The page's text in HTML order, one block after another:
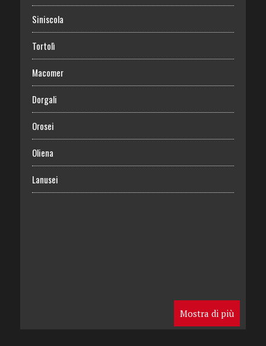
Siniscola
Tortolì
Macomer
Dorgali
Orosei
Oliena
Lanusei
Mostra di più